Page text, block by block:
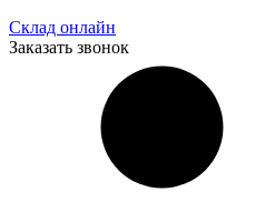
Склад онлайн
Заказать звонок